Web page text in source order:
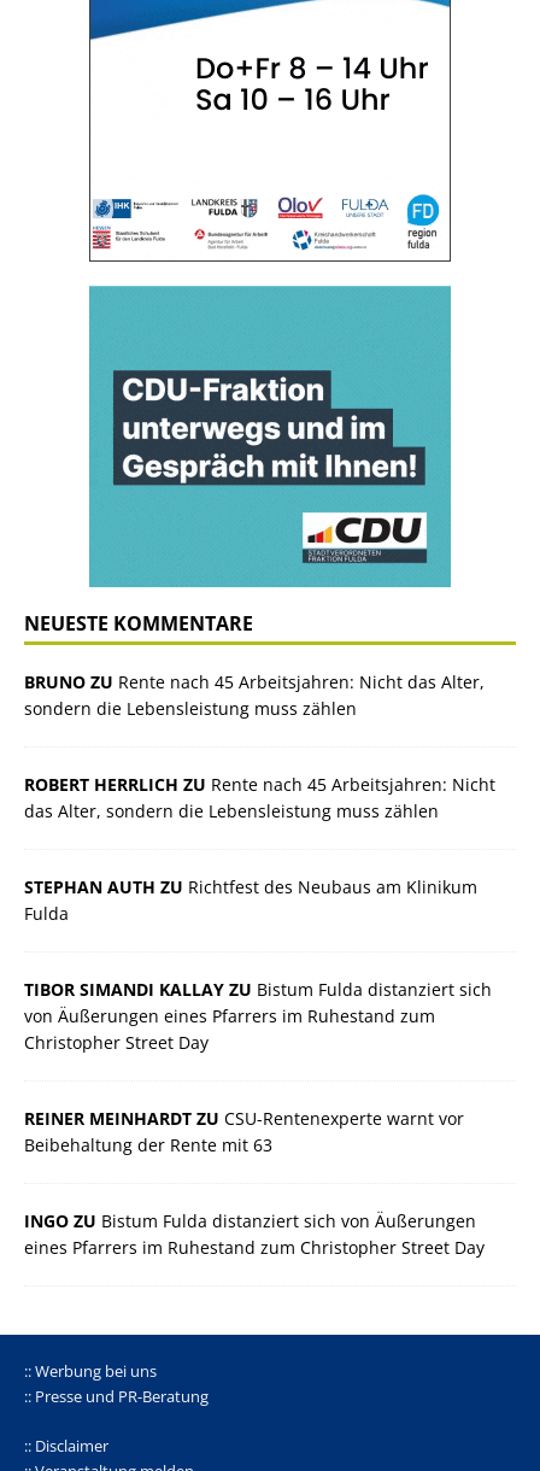
NEUESTE KOMMENTARE
BRUNO ZU Rente nach 45 Arbeitsjahren: Nicht das Alter,
sondern die Lebensleistung muss zählen
ROBERT HERRLICH ZU Rente nach 45 Arbeitsjahren: Nicht
das Alter, sondern die Lebensleistung muss zählen
STEPHAN AUTH ZU Richtfest des Neubaus am Klinikum
Fulda
TIBOR SIMANDI KALLAY ZU Bistum Fulda distanziert sich
von Äußerungen eines Pfarrers im Ruhestand zum
Christopher Street Day
REINER MEINHARDT ZU CSU-Rentenexperte warnt vor
Beibehaltung der Rente mit 63
INGO ZU Bistum Fulda distanziert sich von Äußerungen
eines Pfarrers im Ruhestand zum Christopher Street Day
:: Werbung bei uns
:: Presse und PR-Beratung
:: Disclaimer